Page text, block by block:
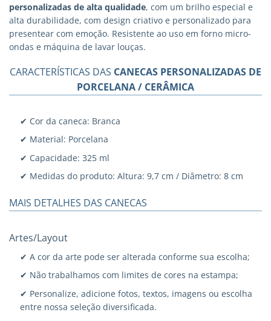
personalizadas de alta qualidade, com um brilho especial e
alta durabilidade, com design criativo e personalizado para
presentear com emoção. Resistente ao uso em forno micro-
ondas e máquina de lavar louças.
CARACTERÍSTICAS DAS CANECAS PERSONALIZADAS DE
PORCELANA / CERÂMICA
✔ Cor da caneca: Branca
✔ Material: Porcelana
✔ Capacidade: 325 ml
✔ Medidas do produto: Altura: 9,7 cm / Diâmetro: 8 cm
MAIS DETALHES DAS CANECAS
Artes/Layout
✔ A cor da arte pode ser alterada conforme sua escolha;
✔ Não trabalhamos com limites de cores na estampa;
✔ Personalize, adicione fotos, textos, imagens ou escolha
entre nossa seleção diversificada.